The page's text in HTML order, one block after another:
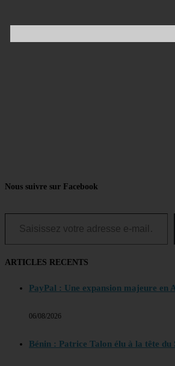
Nous suivre sur Facebook
Saisissez votre adresse e-mail…
ARTICLES RECENTS
PayPal : Une expansion majeure en
06/08/2026
Bénin : Patrice Talon élu à la tête du